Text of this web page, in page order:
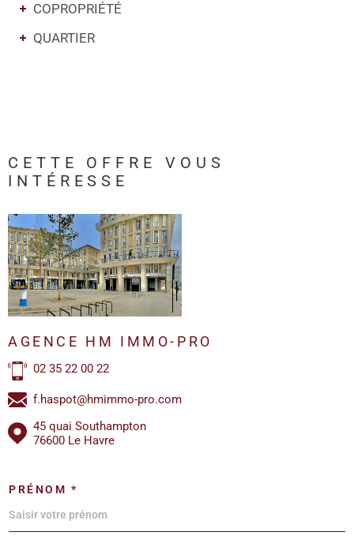
COPROPRIÉTÉ
QUARTIER
CETTE OFFRE
VOUS
INTÉRESSE
AGENCE HM IMMO-PRO
02 35 22 00 22
f.haspot@hmimmo-pro.com
45 quai Southampton
76600 Le Havre
PRÉNOM *